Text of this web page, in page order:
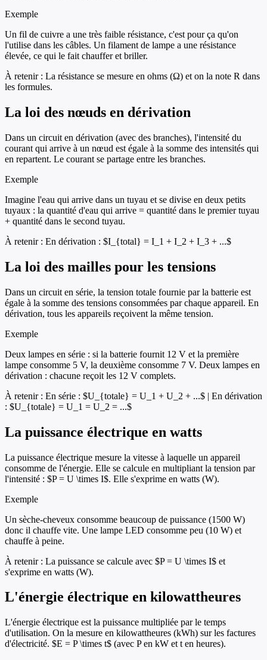
Exemple
Un fil de cuivre a une très faible résistance, c'est pour ça qu'on
l'utilise dans les câbles. Un filament de lampe a une résistance
élevée, ce qui le fait chauffer et briller.
À retenir : La résistance se mesure en ohms (Ω) et on la note R dans
les formules.
La loi des nœuds en dérivation
Dans un circuit en dérivation (avec des branches), l'intensité du
courant qui arrive à un nœud est égale à la somme des intensités qui
en repartent. Le courant se partage entre les branches.
Exemple
Imagine l'eau qui arrive dans un tuyau et se divise en deux petits
tuyaux : la quantité d'eau qui arrive = quantité dans le premier tuyau
+ quantité dans le second tuyau.
À retenir : En dérivation : $I_{total} = I_1 + I_2 + I_3 + ...$
La loi des mailles pour les tensions
Dans un circuit en série, la tension totale fournie par la batterie est
égale à la somme des tensions consommées par chaque appareil. En
dérivation, tous les appareils reçoivent la même tension.
Exemple
Deux lampes en série : si la batterie fournit 12 V et la première
lampe consomme 5 V, la deuxième consomme 7 V. Deux lampes en
dérivation : chacune reçoit les 12 V complets.
À retenir : En série : $U_{totale} = U_1 + U_2 + ...$ | En dérivation
: $U_{totale} = U_1 = U_2 = ...$
La puissance électrique en watts
La puissance électrique mesure la vitesse à laquelle un appareil
consomme de l'énergie. Elle se calcule en multipliant la tension par
l'intensité : $P = U \times I$. Elle s'exprime en watts (W).
Exemple
Un sèche-cheveux consomme beaucoup de puissance (1500 W)
donc il chauffe vite. Une lampe LED consomme peu (10 W) et
chauffe à peine.
À retenir : La puissance se calcule avec $P = U \times I$ et
s'exprime en watts (W).
L'énergie électrique en kilowattheures
L'énergie électrique est la puissance multipliée par le temps
d'utilisation. On la mesure en kilowattheures (kWh) sur les factures
d'électricité. $E = P \times t$ (avec P en kW et t en heures).